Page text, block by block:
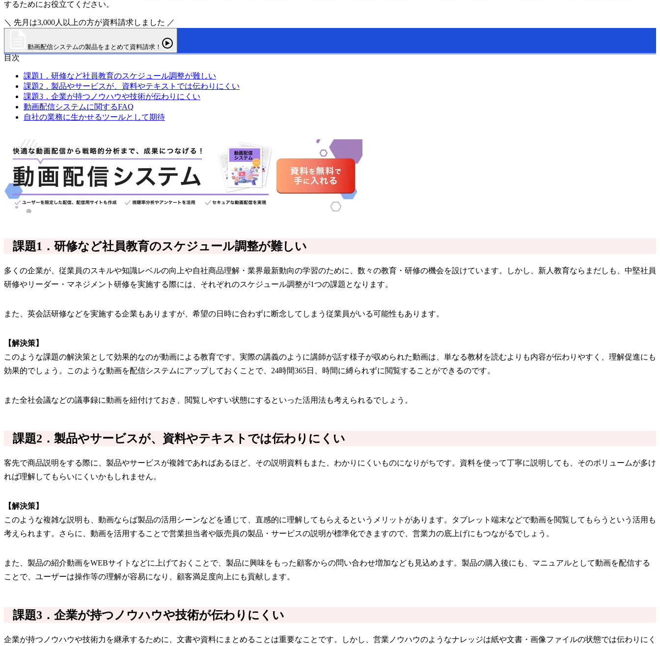
するためにお役立てください。
＼ 先月は3,000人以上の方が資料請求しました ／
動画配信システムの製品をまとめて資料請求！
目次
課題1．研修など社員教育のスケジュール調整が難しい
課題2．製品やサービスが、資料やテキストでは伝わりにくい
課題3．企業が持つノウハウや技術が伝わりにくい
動画配信システムに関するFAQ
自社の業務に生かせるツールとして期待
課題1．研修など社員教育のスケジュール調整が難しい
多くの企業が、従業員のスキルや知識レベルの向上や自社商品理解・業界最新動向の学習のために、数々の教育・研修の機会を設けています。しかし、新人教育ならまだしも、中堅社員
研修やリーダー・マネジメント研修を実施する際には、それぞれのスケジュール調整が1つの課題となります。
また、英会話研修などを実施する企業もありますが、希望の日時に合わずに断念してしまう従業員がいる可能性もあります。
【解決策】
このような課題の解決策として効果的なのが動画による教育です。実際の講義のように講師が話す様子が収められた動画は、単なる教材を読むよりも内容が伝わりやすく、理解促進にも
効果的でしょう。このような動画を配信システムにアップしておくことで、24時間365日、時間に縛られずに閲覧することができるのです。
また全社会議などの議事録に動画を紐付けておき、閲覧しやすい状態にするといった活用法も考えられるでしょう。
課題2．製品やサービスが、資料やテキストでは伝わりにくい
客先で商品説明をする際に、製品やサービスが複雑であればあるほど、その説明資料もまた、わかりにくいものになりがちです。資料を使って丁寧に説明しても、そのボリュームが多け
れば理解してもらいにくいかもしれません。
【解決策】
このような複雑な説明も、動画ならば製品の活用シーンなどを通じて、直感的に理解してもらえるというメリットがあります。タブレット端末などで動画を閲覧してもらうという活用も
考えられます。さらに、動画を活用することで営業担当者や販売員の製品・サービスの説明が標準化できますので、営業力の底上げにもつながるでしょう。
また、製品の紹介動画をWEBサイトなどに上げておくことで、製品に興味をもった顧客からの問い合わせ増加なども見込めます。製品の購入後にも、マニュアルとして動画を配信する
ことで、ユーザーは操作等の理解が容易になり、顧客満足度向上にも貢献します。
課題3．企業が持つノウハウや技術が伝わりにくい
企業が持つノウハウや技術力を継承するために、文書や資料にまとめることは重要なことです。しかし、営業ノウハウのようなナレッジは紙や文書・画像ファイルの状態では伝わりにく